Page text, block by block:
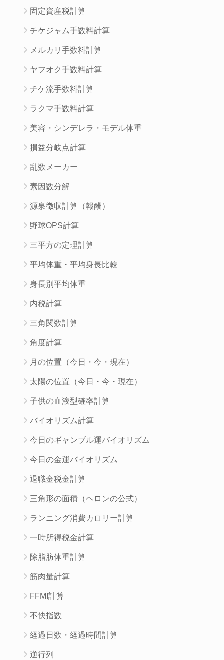
固定資産税計算
チケジャム手数料計算
メルカリ手数料計算
ヤフオク手数料計算
チケ流手数料計算
ラクマ手数料計算
美容・シンデレラ・モデル体重
損益分岐点計算
乱数メーカー
素因数分解
源泉徴収計算（報酬）
野球OPS計算
三平方の定理計算
平均体重・平均身長比較
身長別平均体重
内税計算
三角関数計算
角度計算
月の位置（今日・今・現在）
太陽の位置（今日・今・現在）
子供の血液型確率計算
バイオリズム計算
今日のギャンブル運バイオリズム
今日の金運バイオリズム
退職金税金計算
三角形の面積（ヘロンの公式）
ランニング消費カロリー計算
一時所得税金計算
除脂肪体重計算
筋肉量計算
FFMI計算
不快指数
経過日数・経過時間計算
逆行列